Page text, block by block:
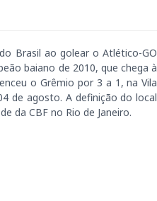
Brasil ao golear o Atlético-GO
baiano de 2010, que chega à
o Grêmio por 3 a 1, na Vila
de agosto. A definição do local
da CBF no Rio de Janeiro.